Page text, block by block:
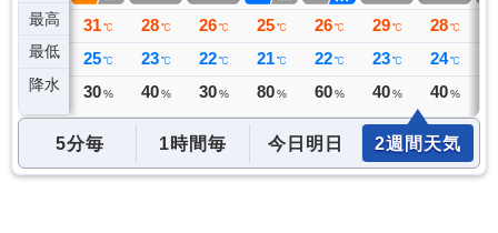
最高
最低
降水
31 ℃
25 ℃
0 ミリ
31 ℃
25 ℃
30 %
28 ℃
23 ℃
40 %
26 ℃
22 ℃
30 %
25 ℃
21 ℃
80 %
26 ℃
22 ℃
60 %
29 ℃
23 ℃
40 %
28 ℃
24 ℃
40 %
5分毎 1時間毎 今日明日 2週間天気